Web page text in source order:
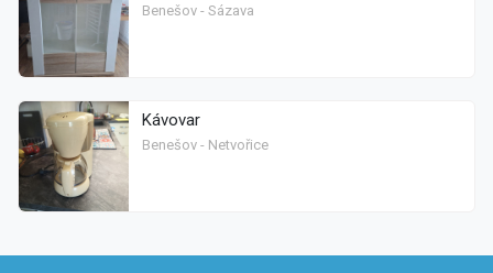
Benešov - Sázava
Kávovar
Benešov - Netvořice